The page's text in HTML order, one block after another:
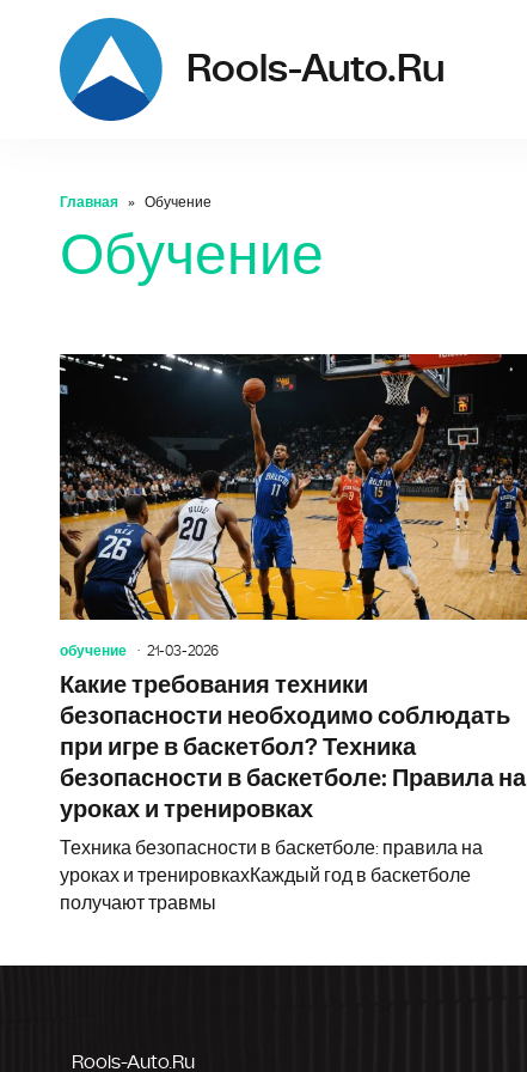
Rools-Auto.ru
Главная Обучение
Обучение
обучение 21-03-2026
Какие требования техники
безопасности необходимо соблюдать
при игре в баскетбол? Техника
безопасности в баскетболе: Правила на
уроках и тренировках
Техника безопасности в баскетболе: правила на
уроках и тренировкахКаждый год в баскетболе
получают травмы
Rools-Auto.ru